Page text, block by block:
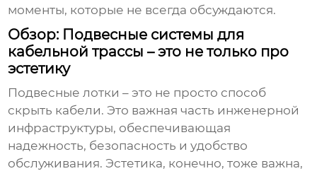
моменты, которые не всегда обсуждаются.
Обзор: Подвесные системы для
кабельной трассы – это не только про
эстетику
Подвесные лотки – это не просто способ
скрыть кабели. Это важная часть инженерной
инфраструктуры, обеспечивающая
надежность, безопасность и удобство
обслуживания. Эстетика, конечно, тоже важна,